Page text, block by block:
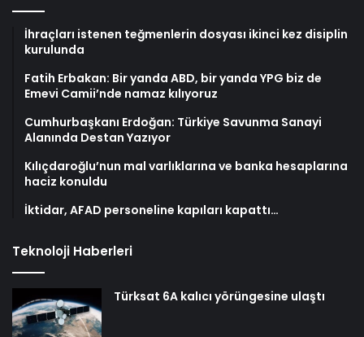
İhraçları istenen teğmenlerin dosyası ikinci kez disiplin
kurulunda
Fatih Erbakan: Bir yanda ABD, bir yanda YPG biz de
Emevi Camii’nde namaz kılıyoruz
Cumhurbaşkanı Erdoğan: Türkiye Savunma Sanayi
Alanında Destan Yazıyor
Kılıçdaroğlu’nun mal varlıklarına ve banka hesaplarına
haciz konuldu
İktidar, AFAD personeline kapıları kapattı…
Teknoloji Haberleri
Türksat 6A kalıcı yörüngesine ulaştı